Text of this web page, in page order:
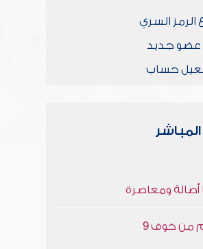
الرمز السري
جديد
حساب
أصالة ومعاصرة
من خوف 9